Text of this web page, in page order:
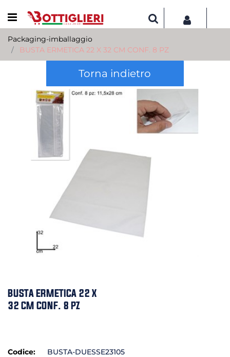
Open menu
Packaging-imballaggio
BUSTA ERMETICA 22 X 32 CM CONF. 8 PZ
Torna indietro
BUSTA ERMETICA 22 X
32 CM CONF. 8 PZ
Codice:
BUSTA-DUESSE23105